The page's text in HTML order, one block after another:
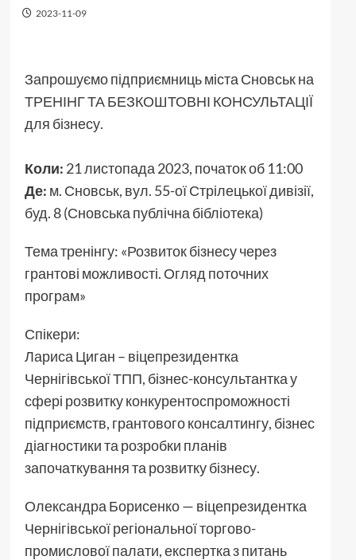
2023-11-09
Запрошуємо підприємниць міста Сновськ на
ТРЕНІНГ ТА БЕЗКОШТОВНІ КОНСУЛЬТАЦІЇ
для бізнесу.
Коли: 21 листопада 2023, початок об 11:00
Де: м. Сновськ, вул. 55-ої Стрілецької дивізії,
буд. 8 (Сновська публічна бібліотека)
Тема тренінгу: «Розвиток бізнесу через
грантові можливості. Огляд поточних
програм»
Спікери:
Лариса Циган – віцепрезидентка
Чернігівської ТПП, бізнес-консультантка у
сфері розвитку конкурентоспроможності
підприємств, грантового консалтингу, бізнес
діагностики та розробки планів
започаткування та розвитку бізнесу.
Олександра Борисенко — віцепрезидентка
Чернігівської регіональної торгово-
промислової палати, експертка з питань